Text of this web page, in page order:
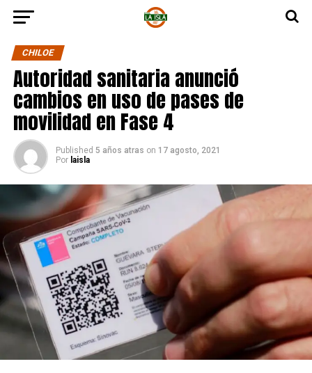
CHILOE
Autoridad sanitaria anunció
cambios en uso de pases de
movilidad en Fase 4
Published 5 años atras on 17 agosto, 2021
Por laisla